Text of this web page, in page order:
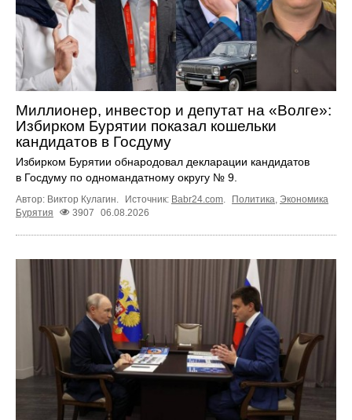
Миллионер, инвестор и депутат на «Волге»:
Избирком Бурятии показал кошельки
кандидатов в Госдуму
Избирком Бурятии обнародовал декларации кандидатов
в Госдуму по одномандатному округу № 9.
Автор: Виктор Кулагин. Источник: Babr24.com Политика Экономика
Бурятия
3907 06.08.2026